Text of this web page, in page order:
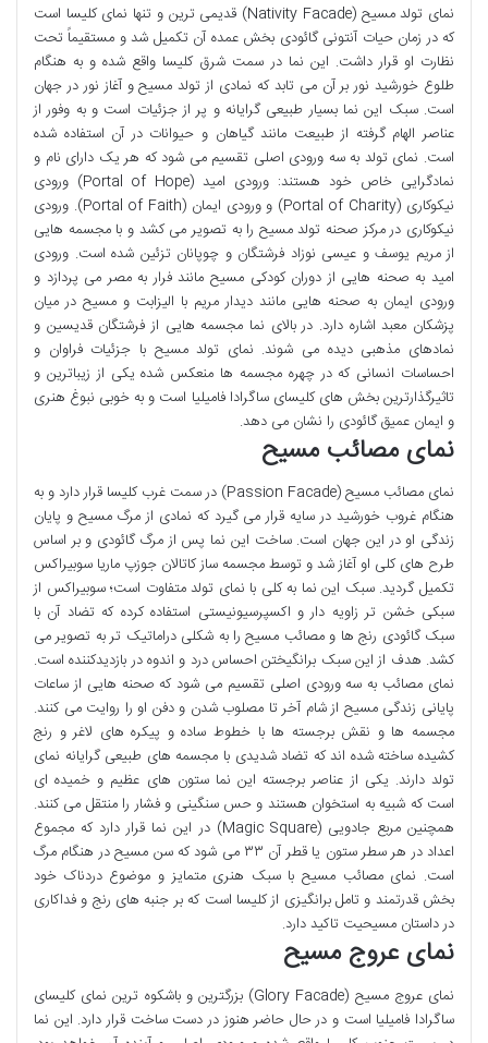
نمای تولد مسیح (Nativity Facade) قدیمی ترین و تنها نمای کلیسا است
که در زمان حیات آنتونی گائودی بخش عمده آن تکمیل شد و مستقیماً تحت
نظارت او قرار داشت. این نما در سمت شرق کلیسا واقع شده و به هنگام
طلوع خورشید نور بر آن می تابد که نمادی از تولد مسیح و آغاز نور در جهان
است. سبک این نما بسیار طبیعی گرایانه و پر از جزئیات است و به وفور از
عناصر الهام گرفته از طبیعت مانند گیاهان و حیوانات در آن استفاده شده
است. نمای تولد به سه ورودی اصلی تقسیم می شود که هر یک دارای نام و
نمادگرایی خاص خود هستند: ورودی امید (Portal of Hope) ورودی
نیکوکاری (Portal of Charity) و ورودی ایمان (Portal of Faith). ورودی
نیکوکاری در مرکز صحنه تولد مسیح را به تصویر می کشد و با مجسمه هایی
از مریم یوسف و عیسی نوزاد فرشتگان و چوپانان تزئین شده است. ورودی
امید به صحنه هایی از دوران کودکی مسیح مانند فرار به مصر می پردازد و
ورودی ایمان به صحنه هایی مانند دیدار مریم با الیزابت و مسیح در میان
پزشکان معبد اشاره دارد. در بالای نما مجسمه هایی از فرشتگان قدیسین و
نمادهای مذهبی دیده می شوند. نمای تولد مسیح با جزئیات فراوان و
احساسات انسانی که در چهره مجسمه ها منعکس شده یکی از زیباترین و
تاثیرگذارترین بخش های کلیسای ساگرادا فامیلیا است و به خوبی نبوغ هنری
و ایمان عمیق گائودی را نشان می دهد.
نمای مصائب مسیح
نمای مصائب مسیح (Passion Facade) در سمت غرب کلیسا قرار دارد و به
هنگام غروب خورشید در سایه قرار می گیرد که نمادی از مرگ مسیح و پایان
زندگی او در این جهان است. ساخت این نما پس از مرگ گائودی و بر اساس
طرح های کلی او آغاز شد و توسط مجسمه ساز کاتالان جوزپ ماریا سوبیراکس
تکمیل گردید. سبک این نما به کلی با نمای تولد متفاوت است؛ سوبیراکس از
سبکی خشن تر زاویه دار و اکسپرسیونیستی استفاده کرده که تضاد آن با
سبک گائودی رنج ها و مصائب مسیح را به شکلی دراماتیک تر به تصویر می
کشد. هدف از این سبک برانگیختن احساس درد و اندوه در بازدیدکننده است.
نمای مصائب به سه ورودی اصلی تقسیم می شود که صحنه هایی از ساعات
پایانی زندگی مسیح از شام آخر تا مصلوب شدن و دفن او را روایت می کنند.
مجسمه ها و نقش برجسته ها با خطوط ساده و پیکره های لاغر و رنج
کشیده ساخته شده اند که تضاد شدیدی با مجسمه های طبیعی گرایانه نمای
تولد دارند. یکی از عناصر برجسته این نما ستون های عظیم و خمیده ای
است که شبیه به استخوان هستند و حس سنگینی و فشار را منتقل می کنند.
همچنین مربع جادویی (Magic Square) در این نما قرار دارد که مجموع
اعداد در هر سطر ستون یا قطر آن ۳۳ می شود که سن مسیح در هنگام مرگ
است. نمای مصائب مسیح با سبک هنری متمایز و موضوع دردناک خود
بخش قدرتمند و تامل برانگیزی از کلیسا است که بر جنبه های رنج و فداکاری
در داستان مسیحیت تاکید دارد.
نمای عروج مسیح
نمای عروج مسیح (Glory Facade) بزرگترین و باشکوه ترین نمای کلیسای
ساگرادا فامیلیا است و در حال حاضر هنوز در دست ساخت قرار دارد. این نما